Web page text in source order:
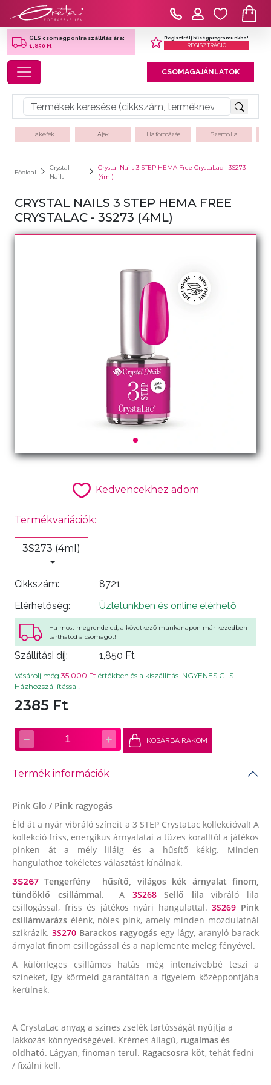
GLS csomagpontra szállítás ára:
1,850 Ft
Regisztrálj hűségprogramunkba!
REGISZTRÁCIÓ
Toggle navigation CSOMAGAJÁNLATOK
Hajkefék Ajak Hajformázás Szempilla
Főoldal
Crystal
Nails
Crystal Nails 3 STEP HEMA Free CrystaLac - 3S273
(4ml)
CRYSTAL NAILS 3 STEP HEMA FREE
CRYSTALAC - 3S273 (4ML)
Kedvencekhez adom
Termékvariációk:
3S273 (4ml)
Cikkszám:
8721
Elérhetőség:
Üzletünkben és online elérhető
Ha most megrendeled, a következő munkanapon már kezedben
tarthatod a csomagot!
Szállítási díj: 1,850 Ft
Vásárolj még 35,000 Ft értékben és a kiszállítás INGYENES GLS
Házhozszállítással!
2385 Ft
− 1 + KOSÁRBA RAKOM
Termék információk
Pink Glo / Pink ragyogás
Éld át a nyár vibráló színeit a 3 STEP CrystaLac kollekcióval! A
kollekció friss, energikus árnyalatai a tüzes koralltól a játékos
pinken át a mély liláig és a hűsítő kékig. Minden
hangulathoz tökéletes választást kínálnak.
3S267 Tengerfény
hűsítő, világos kék árnyalat finom,
tündöklő csillámmal. A 3S268Sellő lila vibráló lila
csillogással, friss és játékos nyári hangulattal.3S269 Pink
csillámvarázs élénk, nőies pink, amely minden mozdulatnál
szikrázik. 3S270 Barackos ragyogás egy lágy, aranyló barack
árnyalat finom csillogással és a naplemente meleg fényével.
A különleges csillámos hatás még intenzívebbé teszi a
színeket, így körmeid garantáltan a figyelem középpontjába
kerülnek.
A CrystaLac anyag a színes zselék tartósságát nyújtja a
lakkozás könnyedségével. Krémes állagú, rugalmas és
oldható. Lágyan, finoman terül. Ragacsosra köt, tehát fedni
/ fixálni kell.